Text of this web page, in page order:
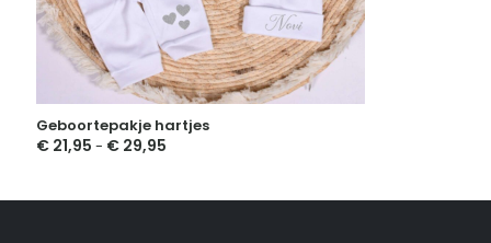
Geboortepakje hartjes
€ 21,95 - € 29,95
€ 29,95